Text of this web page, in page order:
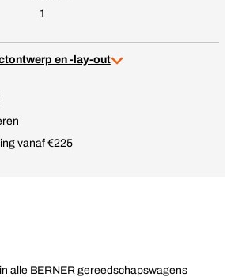
1
en -lay-out
vanaf €225
alle BERNER gereedschapswagens